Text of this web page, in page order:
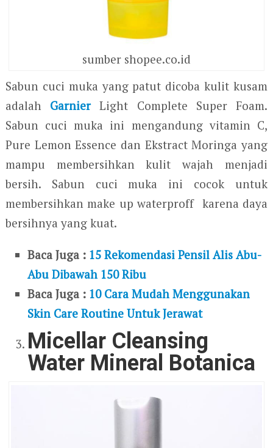
sumber shopee.co.id
Sabun cuci muka yang patut dicoba kulit kusam
adalah GarnierLight Complete Super Foam.
Sabun cuci muka ini mengandung vitamin C,
Pure Lemon Essence dan Ekstract Moringa yang
mampu membersihkan kulit wajah menjadi
bersih. Sabun cuci muka ini cocok untuk
membersihkan make up waterproff karena daya
bersihnya yang kuat.
Baca Juga : 15 Rekomendasi Pensil Alis Abu-
Abu Dibawah 150 Ribu
Baca Juga : 10 Cara Mudah Menggunakan
Skin Care Routine Untuk Jerawat
Micellar Cleansing
Water Mineral Botanica